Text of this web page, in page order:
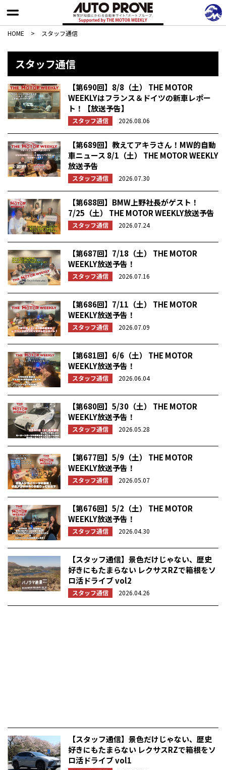
HOME > スタッフ通信
スタッフ通信
【第690回】8/8（土） THE MOTOR
WEEKLYはフランス＆ドイツの新車レポー
ト！【放送予告】
スタッフ通信 2026.08.06
【第689回】教えてアキラさん！MW的自動
車ニュース 8/1（土） THE MOTOR WEEKLY
放送予告
スタッフ通信 2026.07.30
【第688回】BMW上野社長がゲスト！
7/25（土） THE MOTOR WEEKLY放送予告
スタッフ通信 2026.07.24
【第687回】7/18（土） THE MOTOR
WEEKLY放送予告！
スタッフ通信 2026.07.16
【第686回】7/11（土） THE MOTOR
WEEKLY放送予告！
スタッフ通信 2026.07.09
【第681回】6/6（土） THE MOTOR
WEEKLY放送予告！
スタッフ通信 2026.06.04
【第680回】5/30（土） THE MOTOR
WEEKLY放送予告！
スタッフ通信 2026.05.28
【第677回】5/9（土） THE MOTOR
WEEKLY放送予告！
スタッフ通信 2026.05.07
【第676回】5/2（土） THE MOTOR
WEEKLY放送予告！
スタッフ通信 2026.04.30
【スタッフ通信】景色だけじゃない、歴史
好きにもたまらない レクサスRZで箱根をソ
ロ活ドライブ vol2
スタッフ通信 2026.04.26
【スタッフ通信】景色だけじゃない、歴史
好きにもたまらない レクサスRZで箱根をソ
ロ活ドライブ vol1